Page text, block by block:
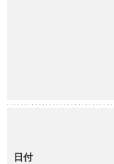
日付